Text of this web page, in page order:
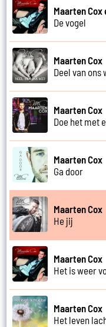
Maarten Cox
De vogel
Maarten Cox
Deel van ons
Maarten Cox
Doe het met
Maarten Cox
Ga door
Maarten Cox
He jij
Maarten Cox
Het is weer
Maarten Cox
Het leven